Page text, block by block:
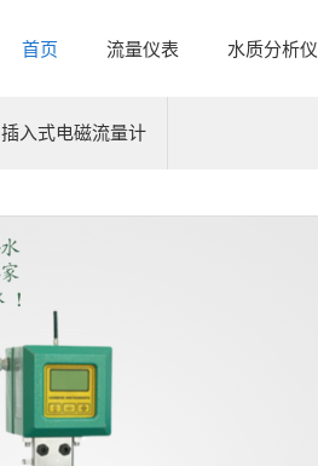
首页 流量仪表 水质分析仪
插入式电磁流量计